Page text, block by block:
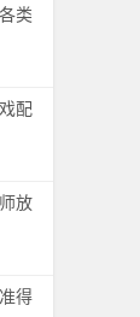
类
配
放
得